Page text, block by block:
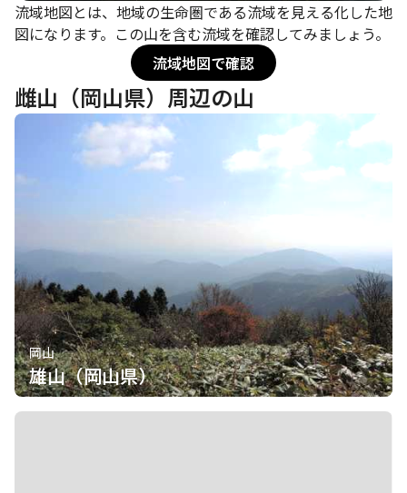
流域地図とは、地域の生命圏である流域を見える化した地
図になります。この山を含む流域を確認してみましょう。
流域地図で確認
雌山（岡山県）周辺の山
岡山
雄山（岡山県）